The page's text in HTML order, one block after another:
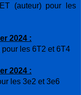
(auteur) pour les
2024 :
les 6T2 et 6T4
2024 :
les 3e2 et 3e6